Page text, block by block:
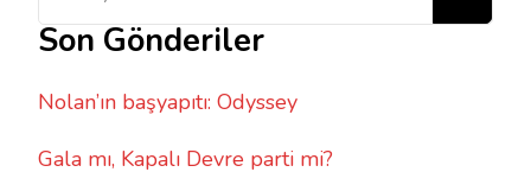
şey
mi
Son Gönderiler
Nolan’ın başyapıtı: Odyssey
Gala mı, Kapalı Devre parti mi?